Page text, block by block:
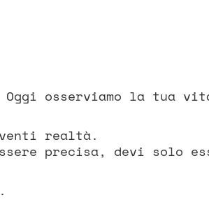
osserviamo la tua
realtà.
precisa, devi solo